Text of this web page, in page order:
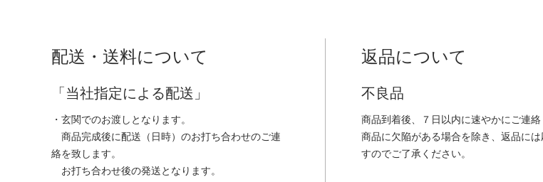
配送・送料について
「当社指定による配送」
・玄関でのお渡しとなります。
商品完成後に配送（日時）のお打ち合わせのご連
絡を致します。
お打ち合わせ後の発送となります。
返品について
不良品
商品到着後、７日以内に速やかにご連絡
商品に欠陥がある場合を除き、返品には
すのでご了承ください。